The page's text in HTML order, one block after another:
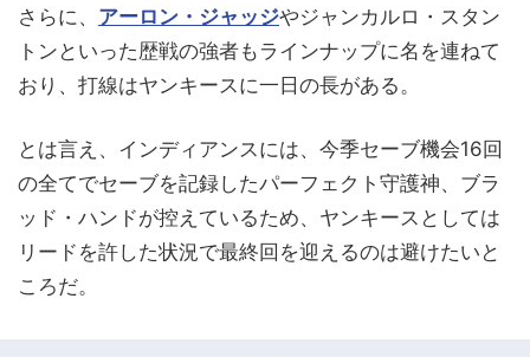
さらに、 アーロン・ジャッジやジャンカルロ・スタン
トンといった歴戦の強者もラインナップに名を連ねて
おり、打線はヤンキースに一日の長がある。
とは言え、インディアンスには、今季セーブ機会16回
の全てでセーブを記録したパーフェクト守護神、ブラ
ッド・ハンドが控えているため、ヤンキースとしては
リードを許した状況で最終回を迎えるのは避けたいと
ころだ。